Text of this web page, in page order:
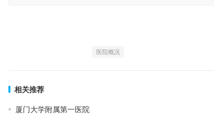
医院概况
相关推荐
厦门大学附属第一医院